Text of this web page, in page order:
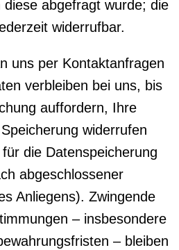
abgefragt wurde; die
widerrufbar.
uns per Kontaktanfragen
verbleiben bei uns, bis
auffordern, Ihre
widerrufen
die Datenspeicherung
abgeschlossener
Anliegens). Zwingende
– insbesondere
– bleiben